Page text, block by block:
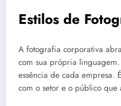
Estilos de
A fotografia corporativa
com sua própria
essência de cada empresa.
com o setor e o público que